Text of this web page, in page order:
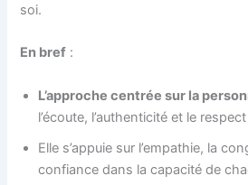
soi.
En bref :
L’approche centrée sur la
l’écoute, l’authenticité et le
Elle s’appuie sur l’empathie, la
confiance dans la capacité de